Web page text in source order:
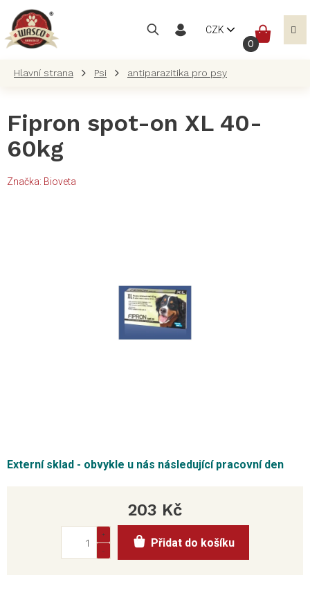
obsah
CZK
Psi antiparazitika pro psy
Fipron spot-on XL 40-
60kg
Značka: Bioveta
Externí sklad - obvykle u nás následující pracovní den
203 Kč
cena:
Přidat do košíku